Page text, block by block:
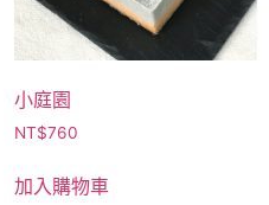
小庭園
NT$760
加入購物車